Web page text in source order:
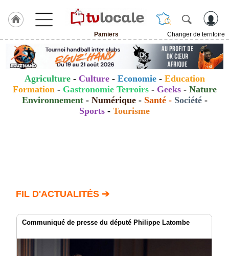
Pamiers
Changer de territoire
J'adhère
Hulcoq
ACCUEIL
Pamiers
Agenda
Agriculture- Culture - Economie- Education
Formation - Gastronomie Terroirs- Geeks- Nature
Environnement- Numérique- Santé- Société-
Sports - Tourisme
FIL D'ACTUALITÉS ➔
Communiqué de presse du député Philippe Latombe